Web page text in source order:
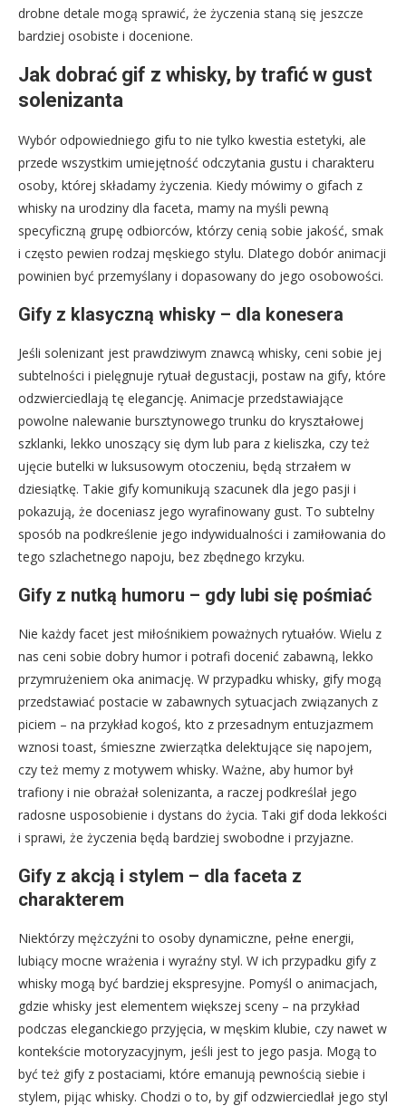
drobne detale mogą sprawić, że życzenia staną się jeszcze
bardziej osobiste i docenione.
Jak dobrać gif z whisky, by trafić w gust
solenizanta
Wybór odpowiedniego gifu to nie tylko kwestia estetyki, ale
przede wszystkim umiejętność odczytania gustu i charakteru
osoby, której składamy życzenia. Kiedy mówimy o gifach z
whisky na urodziny dla faceta, mamy na myśli pewną
specyficzną grupę odbiorców, którzy cenią sobie jakość, smak
i często pewien rodzaj męskiego stylu. Dlatego dobór animacji
powinien być przemyślany i dopasowany do jego osobowości.
Gify z klasyczną whisky – dla konesera
Jeśli solenizant jest prawdziwym znawcą whisky, ceni sobie jej
subtelności i pielęgnuje rytuał degustacji, postaw na gify, które
odzwierciedlają tę elegancję. Animacje przedstawiające
powolne nalewanie bursztynowego trunku do kryształowej
szklanki, lekko unoszący się dym lub para z kieliszka, czy też
ujęcie butelki w luksusowym otoczeniu, będą strzałem w
dziesiątkę. Takie gify komunikują szacunek dla jego pasji i
pokazują, że doceniasz jego wyrafinowany gust. To subtelny
sposób na podkreślenie jego indywidualności i zamiłowania do
tego szlachetnego napoju, bez zbędnego krzyku.
Gify z nutką humoru – gdy lubi się pośmiać
Nie każdy facet jest miłośnikiem poważnych rytuałów. Wielu z
nas ceni sobie dobry humor i potrafi docenić zabawną, lekko
przymrużeniem oka animację. W przypadku whisky, gify mogą
przedstawiać postacie w zabawnych sytuacjach związanych z
piciem – na przykład kogoś, kto z przesadnym entuzjazmem
wznosi toast, śmieszne zwierzątka delektujące się napojem,
czy też memy z motywem whisky. Ważne, aby humor był
trafiony i nie obrażał solenizanta, a raczej podkreślał jego
radosne usposobienie i dystans do życia. Taki gif doda lekkości
i sprawi, że życzenia będą bardziej swobodne i przyjazne.
Gify z akcją i stylem – dla faceta z
charakterem
Niektórzy mężczyźni to osoby dynamiczne, pełne energii,
lubiący mocne wrażenia i wyraźny styl. W ich przypadku gify z
whisky mogą być bardziej ekspresyjne. Pomyśl o animacjach,
gdzie whisky jest elementem większej sceny – na przykład
podczas eleganckiego przyjęcia, w męskim klubie, czy nawet w
kontekście motoryzacyjnym, jeśli jest to jego pasja. Mogą to
być też gify z postaciami, które emanują pewnością siebie i
stylem, pijąc whisky. Chodzi o to, by gif odzwierciedlał jego styl